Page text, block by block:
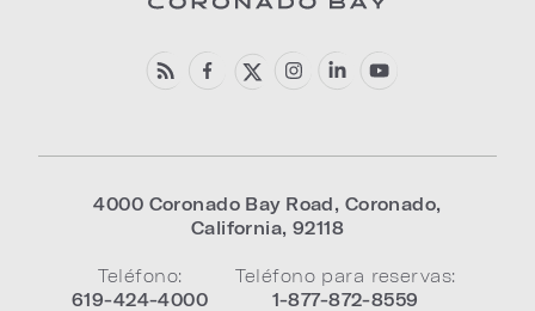
4000 Coronado Bay Road, Coronado,
California,92118
Teléfono:
619-424-4000
Teléfono para reservas:
1-877-872-8559